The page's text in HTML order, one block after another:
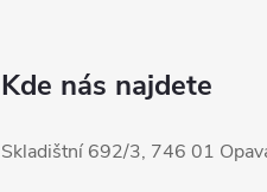
Kde nás najdete
Skladištní 692/3, 746 01